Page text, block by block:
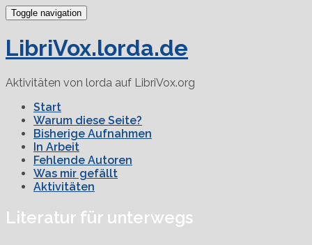
Toggle navigation
LibriVox.lorda.de
Aktivitäten von lorda auf LibriVox.org
Start
Warum diese Seite?
Bisherige Aufnahmen
In Arbeit
Fehlende Autoren
Was mir gefällt
Aktivitäten
Literatur für unterwegs